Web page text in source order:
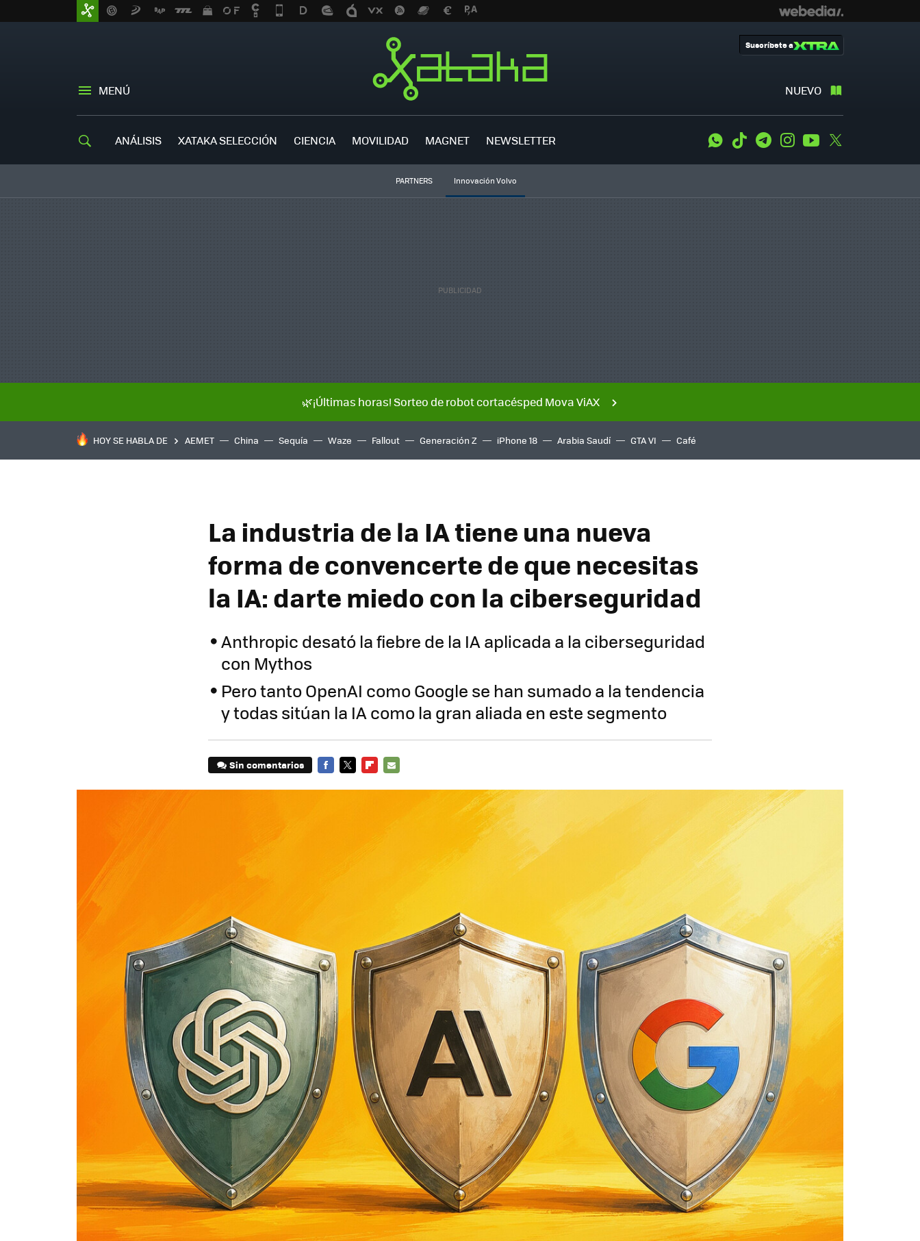
MENÚ NUEVO
Suscríbete a
ANÁLISIS XATAKA SELECCIÓN CIENCIA MOVILIDAD MAGNET NEWSLETTER WhatsApp
Tiktok TelegramInstagramYoutube
PARTNERS Innovación Volvo
🌿¡Últimas horas! Sorteo de robot cortacésped Mova ViAX
HOY SE HABLA DE AEMET China Sequía Waze Fallout Generación Z iPhone 18 Arabia Saudí GTA VI Café
La industria de la IA tiene una nueva
forma de convencerte de que necesitas
la IA: darte miedo con la ciberseguridad
Anthropic desató la fiebre de la IA aplicada a la ciberseguridad
con Mythos
Pero tanto OpenAI como Google se han sumado a la tendencia
y todas sitúan la IA como la gran aliada en este segmento
Sin comentarios